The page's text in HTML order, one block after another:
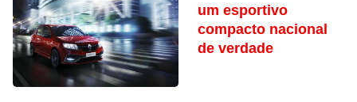
um esportivo
compacto nacional
de verdade